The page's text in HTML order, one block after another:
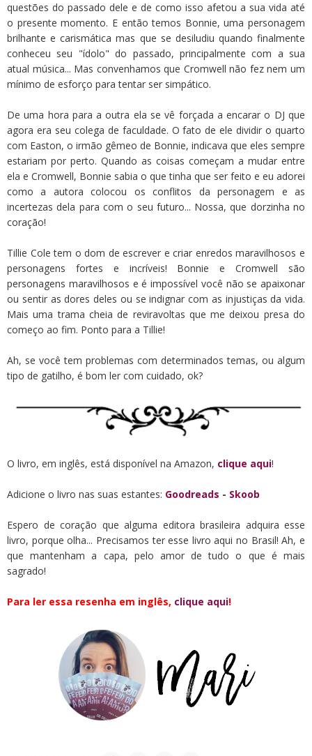
questões do passado dele e de como isso afetou a sua vida até
o presente momento. E então temos Bonnie, uma personagem
brilhante e carismática mas que se desiludiu quando finalmente
conheceu seu "ídolo" do passado, principalmente com a sua
atual música... Mas convenhamos que Cromwell não fez nem um
mínimo de esforço para tentar ser simpático.
De uma hora para a outra ela se vê forçada a encarar o DJ que
agora era seu colega de faculdade. O fato de ele dividir o quarto
com Easton, o irmão gêmeo de Bonnie, indicava que eles sempre
estariam por perto. Quando as coisas começam a mudar entre
ela e Cromwell, Bonnie sabia o que tinha que ser feito e eu adorei
como a autora colocou os conflitos da personagem e as
incertezas dela para com o seu futuro... Nossa, que dorzinha no
coração!
Tillie Cole tem o dom de escrever e criar enredos maravilhosos e
personagens fortes e incríveis! Bonnie e Cromwell são
personagens maravilhosos e é impossível você não se apaixonar
ou sentir as dores deles ou se indignar com as injustiças da vida.
Mais uma trama cheia de reviravoltas que me deixou presa do
começo ao fim. Ponto para a Tillie!
Ah, se você tem problemas com determinados temas, ou algum
tipo de gatilho, é bom ler com cuidado, ok?
O livro, em inglês, está disponível na Amazon, clique aqui!
Adicione o livro nas suas estantes: Goodreads - Skoob
Espero de coração que alguma editora brasileira adquira esse
livro, porque olha... Precisamos ter esse livro aqui no Brasil! Ah, e
que mantenham a capa, pelo amor de tudo o que é mais
sagrado!
Para ler essa resenha em inglês, clique aqui!